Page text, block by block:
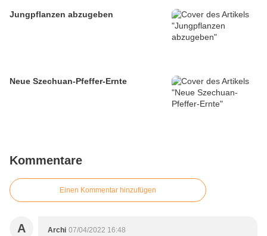
Jungpflanzen abzugeben
Neue Szechuan-Pfeffer-Ernte
Kommentare
Einen Kommentar hinzufügen
A Archi 07/04/2022 16:48